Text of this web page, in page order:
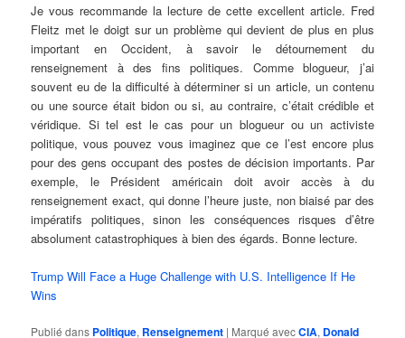
Je vous recommande la lecture de cette excellent article. Fred
Fleitz met le doigt sur un problème qui devient de plus en plus
important en Occident, à savoir le détournement du
renseignement à des fins politiques. Comme blogueur, j’ai
souvent eu de la difficulté à déterminer si un article, un contenu
ou une source était bidon ou si, au contraire, c’était crédible et
véridique. Si tel est le cas pour un blogueur ou un activiste
politique, vous pouvez vous imaginez que ce l’est encore plus
pour des gens occupant des postes de décision importants. Par
exemple, le Président américain doit avoir accès à du
renseignement exact, qui donne l’heure juste, non biaisé par des
impératifs politiques, sinon les conséquences risques d’être
absolument catastrophiques à bien des égards. Bonne lecture.
Trump Will Face a Huge Challenge with U.S. Intelligence If He
Wins
Publié dans Politique, Renseignement | Marqué avecCIA, Donald